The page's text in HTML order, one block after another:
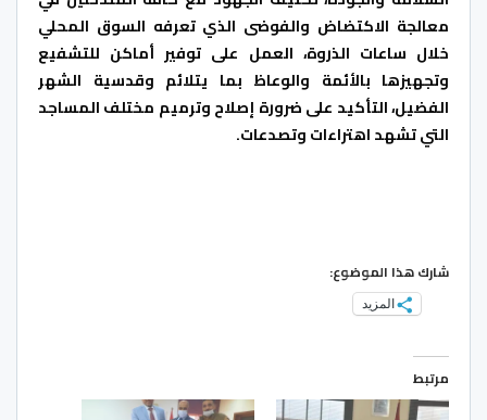
معالجة الاكتضاض والفوضى الذي تعرفه السوق المحلي
خلال ساعات الذروة، العمل على توفير أماكن للتشفيع
وتجهيزها بالأئمة والوعاظ بما يتلائم وقدسية الشهر
الفضيل، التأكيد على ضرورة إصلاح وترميم مختلف المساجد
التي تشهد اهتراءات وتصدعات.
شارك هذا الموضوع:
المزيد
مرتبط